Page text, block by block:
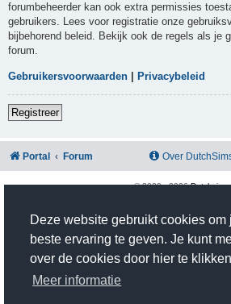
Deze website gebruikt cookies om
beste ervaring te geven. Je kunt
over de cookies door hier te
Meer informatie
forumbeheerder kan ook extra permissies
gebruikers. Lees voor registratie onze
bijbehorend beleid. Bekijk ook de regels als je
forum.
Gebruikersvoorwaarden | Privacybeleid
Registreer
Portal Forum Over
© 2020 -2026Dutchsims
Nederlandse vertaling door
phpBB Two Factor Authentication ©
Privacy|
Time: 0.353s| Peak Memory Usage: 2.81 MiB |